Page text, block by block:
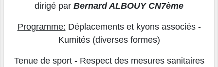
dirigé par Bernard ALBOUY CN7ème
Programme: Déplacements et kyons associés -
Kumités (diverses formes)
Tenue de sport - Respect des mesures sanitaires